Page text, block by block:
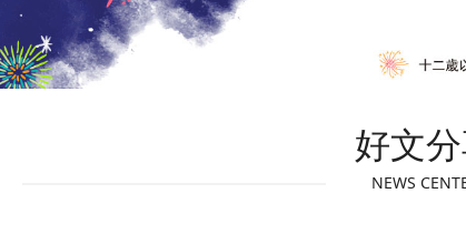
好文
NEWS